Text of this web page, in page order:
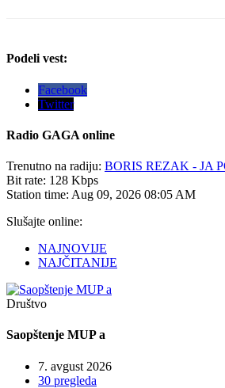
Podeli vest:
Facebook
Twitter
Radio GAGA online
Trenutno na radiju: BORIS REZAK - JA
Bit rate: 128 Kbps
Station time: Aug 09, 2026 08:05 AM
Slušajte online:
NAJNOVIJE
NAJČITANIJE
Društvo
Saopštenje MUP a
7. avgust 2026
30 pregleda